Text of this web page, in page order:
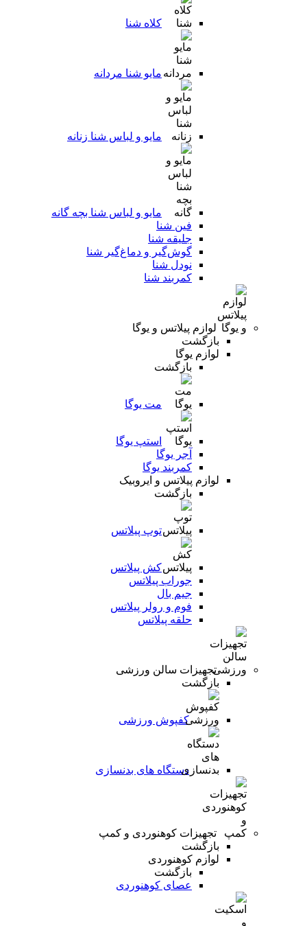
کلاه شنا
مایو شنا مردانه
مایو و لباس شنا زنانه
مایو و لباس شنا بچه گانه
فین شنا
جلیقه شنا
گوش‌گیر و دماغ‌گیر شنا
نودل شنا
کمربند شنا
لوازم پیلاتس و یوگا
بازگشت
لوازم یوگا
بازگشت
مت یوگا
استپ یوگا
آجر یوگا
کمربند یوگا
لوازم پیلاتس و ایروبیک
بازگشت
توپ پیلاتس
کش پیلاتس
جوراب پیلاتس
جیم بال
فوم و رولر پیلاتس
حلقه پیلاتس
تجهیزات سالن ورزشی
بازگشت
کفپوش ورزشی
دستگاه های بدنسازی
تجهیزات کوهنوردی و کمپ
بازگشت
لوازم کوهنوردی
بازگشت
عصای کوهنوردی